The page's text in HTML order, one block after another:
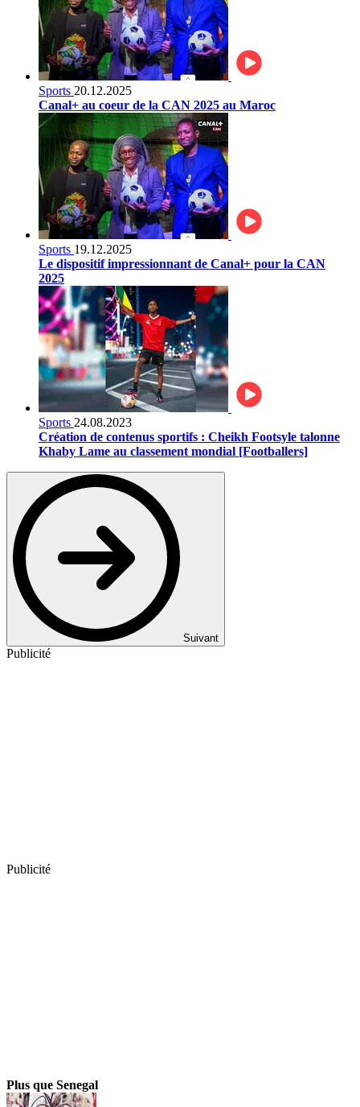
Sports 20.12.2025
Canal+ au coeur de la CAN 2025 au Maroc
Sports 19.12.2025
Le dispositif impressionnant de Canal+ pour la CAN
2025
Sports 24.08.2023
Création de contenus sportifs : Cheikh Footsyle talonne
Khaby Lame au classement mondial [Footballers]
Suivant
Publicité
Publicité
Plus que Senegal